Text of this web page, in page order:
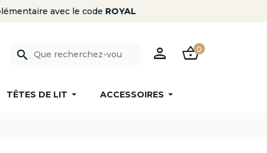
search PERSON SHOPPING_BASKET0
TÊTES DE LIT ACCESSOIRES